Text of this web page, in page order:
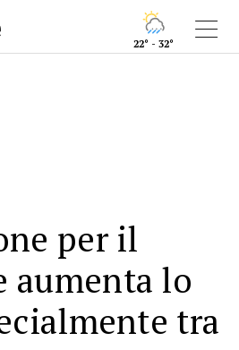
22° - 32°
per il
aumenta lo
tra